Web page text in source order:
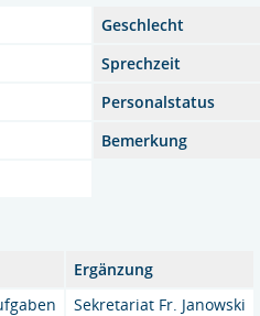
Geschlecht
Sprechzeit
Personalstatus
Bemerkung
Ergänzung
Sekretariat Fr. Janowski